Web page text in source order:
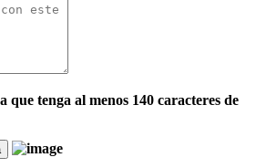
que tenga al menos 140 caracteres de